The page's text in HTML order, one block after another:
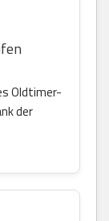
Oldtimer-
der